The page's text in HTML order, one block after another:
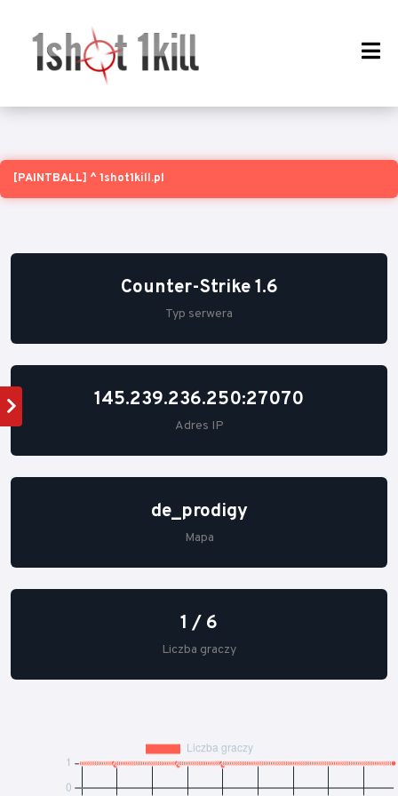
[PAINTBALL] ^ 1shot1kill.pl
Counter-Strike 1.6
Typ serwera
145.239.236.250:27070
Adres IP
de_prodigy
Mapa
1 / 6
Liczba graczy